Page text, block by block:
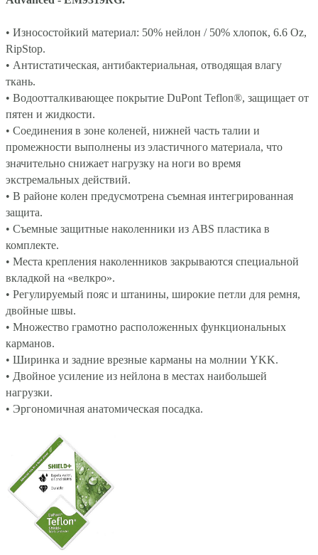
• Износостойкий материал: 50% нейлон / 50% хлопок, 6.6 Oz,
RipStop.
• Антистатическая, антибактериальная, отводящая влагу
ткань.
• Водоотталкивающее покрытие DuPont Teflon®, защищает от
пятен и жидкости.
• Соединения в зоне коленей, нижней часть талии и
промежности выполнены из эластичного материала, что
значительно снижает нагрузку на ноги во время
экстремальных действий.
• В районе колен предусмотрена съемная интегрированная
защита.
• Съемные защитные наколенники из ABS пластика в
комплекте.
• Места крепления наколенников закрываются специальной
вкладкой на «велкро».
• Регулируемый пояс и штанины, широкие петли для ремня,
двойные швы.
• Множество грамотно расположенных функциональных
карманов.
• Ширинка и задние врезные карманы на молнии YKK.
• Двойное усиление из нейлона в местах наибольшей
нагрузки.
• Эргономичная анатомическая посадка.